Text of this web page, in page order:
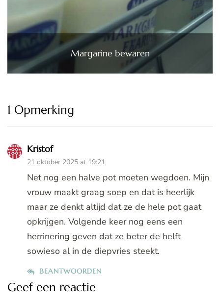
Margarine bewaren
1 Opmerking
Kristof
21 oktober 2025 at 19:21
BEANTWOORDEN
Net nog een halve pot moeten wegdoen. Mijn
vrouw maakt graag soep en dat is heerlijk
maar ze denkt altijd dat ze de hele pot gaat
opkrijgen. Volgende keer nog eens een
herrinering geven dat ze beter de helft
sowieso al in de diepvries steekt.
Geef een reactie